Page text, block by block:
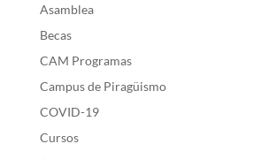
Asamblea
Becas
CAM Programas
Campus de Piragüismo
COVID-19
Cursos